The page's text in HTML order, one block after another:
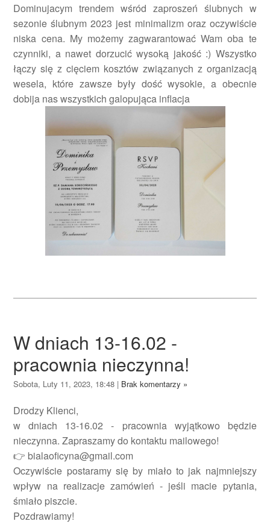
Dominujacym trendem wśród zaproszeń ślubnych w
sezonie ślubnym 2023 jest minimalizm oraz oczywiście
niska cena. My możemy zagwarantować Wam oba te
czynniki, a nawet dorzucić wysoką jakość :) Wszystko
łączy się z cięciem kosztów związanych z organizacją
wesela, które zawsze były dość wysokie, a obecnie
dobija nas wszystkich galopująca inflacja
W dniach 13-16.02 -
pracownia nieczynna!
Sobota, Luty 11, 2023, 18:48 | Brak komentarzy »
Drodzy Klienci,
w dniach 13-16.02 - pracownia wyjątkowo będzie
nieczynna. Zapraszamy do kontaktu mailowego!
👉 bialaoficyna@gmail.com
Oczywiście postaramy się by miało to jak najmniejszy
wpływ na realizacje zamówień - jeśli macie pytania,
śmiało piszcie.
Pozdrawiamy!